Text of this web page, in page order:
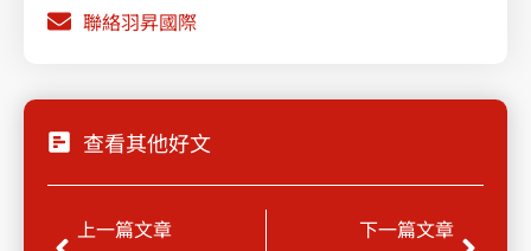
聯絡羽昇國際
查看其他好文
Prev
上一篇文章
下一篇文章Next